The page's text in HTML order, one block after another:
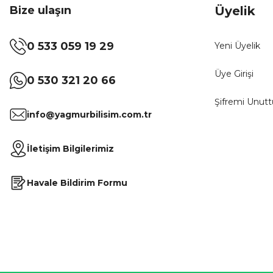
Bize ulaşın
0 533 059 19 29
0 530 321 20 66
info@yagmurbilisim.com.tr
İletişim Bilgilerimiz
Havale Bildirim Formu
Üyelik
Yeni Üyelik
Üye Girişi
Şifremi